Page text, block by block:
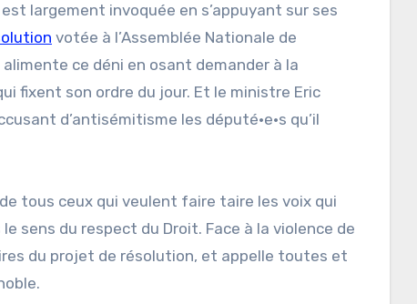
largement invoquée en s’appuyant sur ses
votée à l’Assemblée Nationale de
ce déni en osant demander à la
fixent son ordre du jour. Et le ministre Eric
d’antisémitisme les député·e·s qu’il
tous ceux qui veulent faire taire les voix qui
sens du respect du Droit. Face à la violence de
du projet de résolution, et appelle toutes et